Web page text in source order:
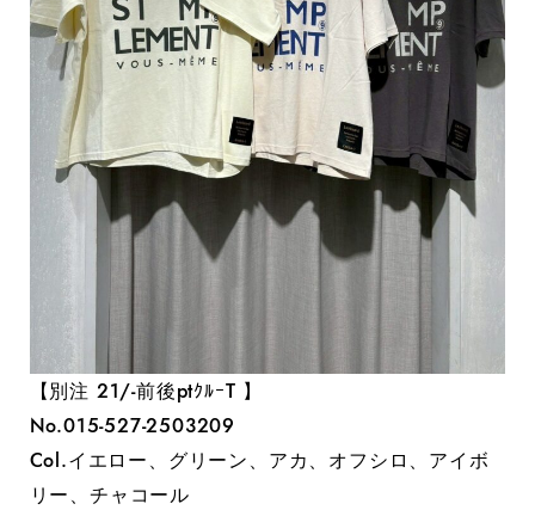
【別注 21/-前後ptｸﾙｰT 】
No.015-527-2503209
Col.イエロー、グリーン、アカ、オフシロ、アイボ
リー、チャコール